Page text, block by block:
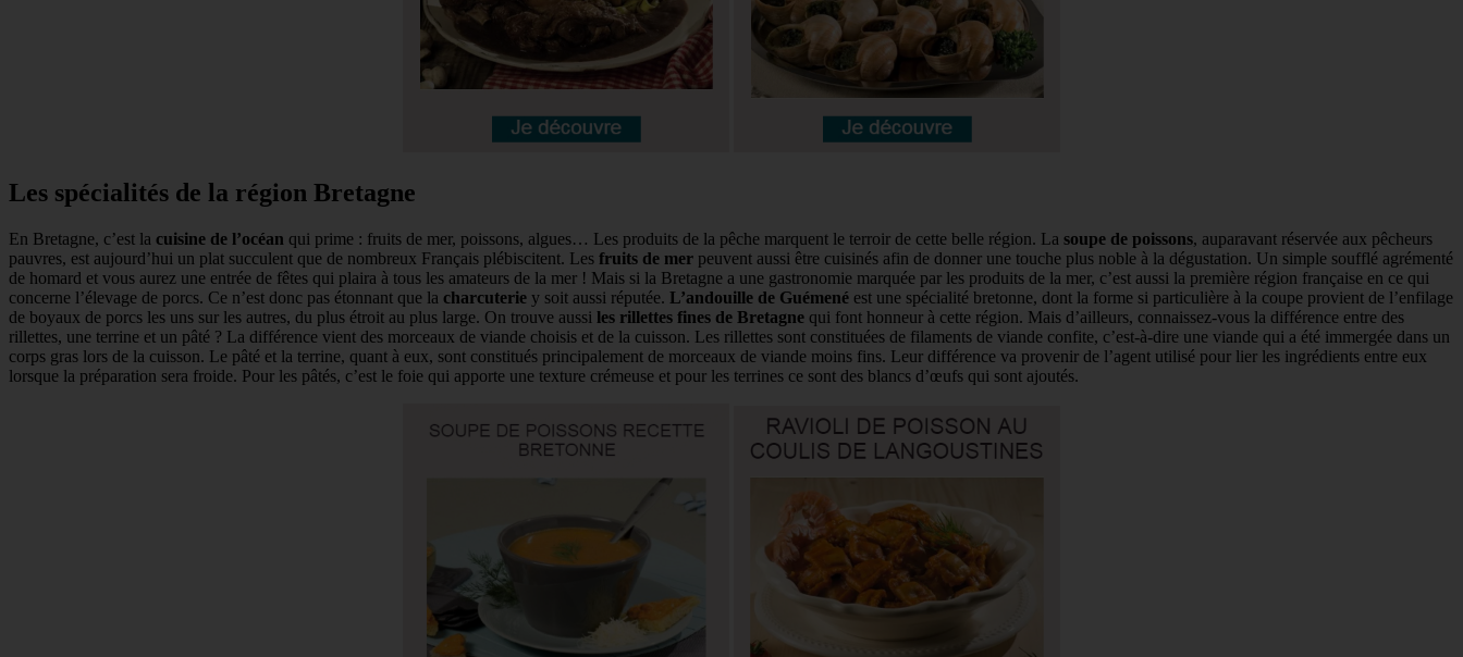
Les spécialités de la région Bretagne
En Bretagne, c’est la cuisine de l’océan qui prime : fruits de mer, poissons, algues… Les produits de la pêche marquent le terroir de cette belle région. La soupe de poissons, auparavant réservée aux pêcheurs
pauvres, est aujourd’hui un plat succulent que de nombreux Français plébiscitent. Les fruits de mer peuvent aussi être cuisinés afin de donner une touche plus noble à la dégustation. Un simple soufflé agrémenté
de homard et vous aurez une entrée de fêtes qui plaira à tous les amateurs de la mer ! Mais si la Bretagne a une gastronomie marquée par les produits de la mer, c’est aussi la première région française en ce qui
concerne l’élevage de porcs. Ce n’est donc pas étonnant que la charcuterie y soit aussi réputée. L’andouille de Guémené est une spécialité bretonne, dont la forme si particulière à la coupe provient de l’enfilage
de boyaux de porcs les uns sur les autres, du plus étroit au plus large. On trouve aussi les rillettes fines de Bretagne qui font honneur à cette région. Mais d’ailleurs, connaissez-vous la différence entre des
rillettes, une terrine et un pâté ? La différence vient des morceaux de viande choisis et de la cuisson. Les rillettes sont constituées de filaments de viande confite, c’est-à-dire une viande qui a été immergée dans un
corps gras lors de la cuisson. Le pâté et la terrine, quant à eux, sont constitués principalement de morceaux de viande moins fins. Leur différence va provenir de l’agent utilisé pour lier les ingrédients entre eux
lorsque la préparation sera froide. Pour les pâtés, c’est le foie qui apporte une texture crémeuse et pour les terrines ce sont des blancs d’œufs qui sont ajoutés.